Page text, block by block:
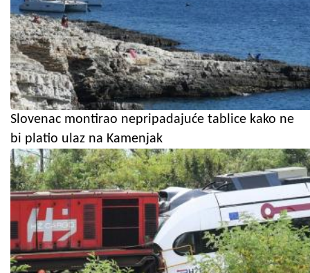
Slovenac montirao nepripadajuće tablice kako ne
bi platio ulaz na Kamenjak